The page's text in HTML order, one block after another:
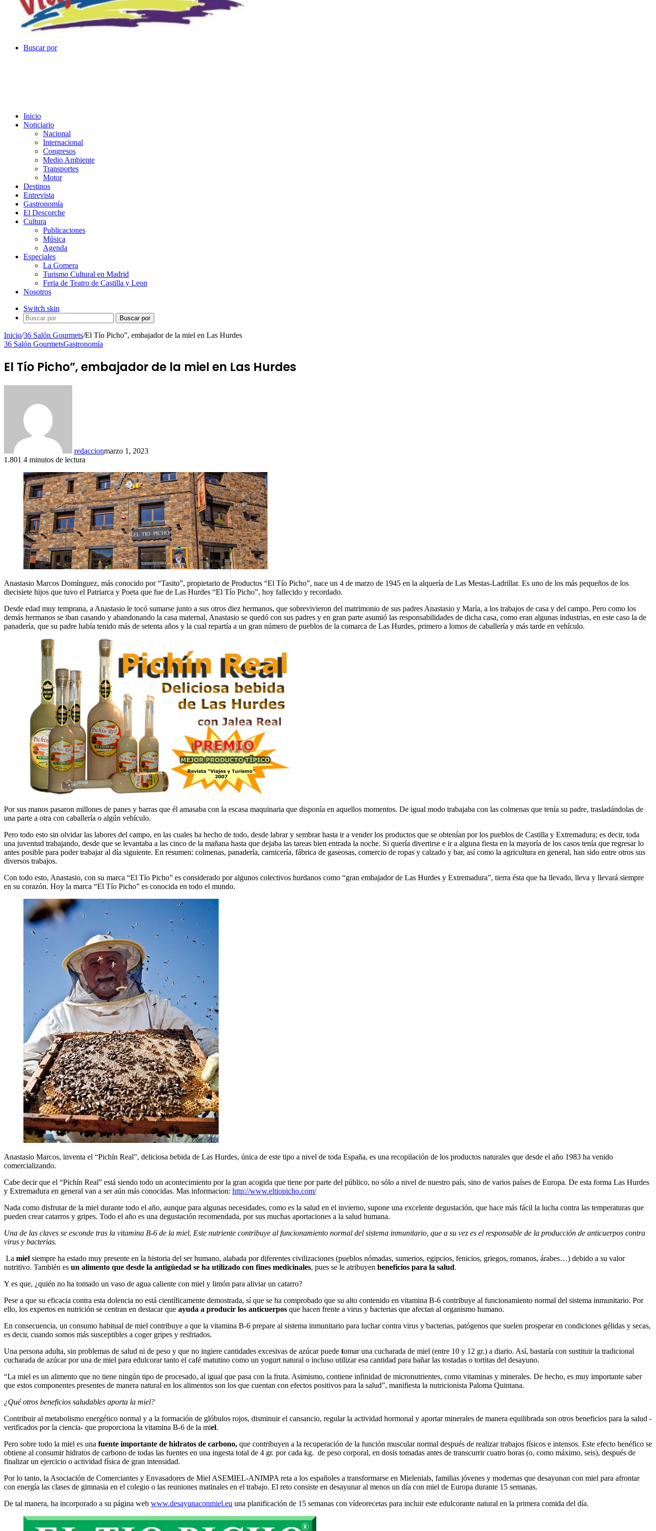
Buscar por
Inicio
Noticiario
Nacional
Internacional
Congresos
Medio Ambiente
Transportes
Motor
Destinos
Entrevista
Gastronomía
El Descorche
Cultura
Publicaciones
Música
Agenda
Especiales
La Gomera
Turismo Cultural en Madrid
Feria de Teatro de Castilla y Leon
Nosotros
Switch skin
Buscar por
Inicio/36 Salón Gourmets/El Tío Picho”, embajador de la miel en Las Hurdes
36 Salón GourmetsGastronomía
El Tío Picho”, embajador de la miel en Las Hurdes
redaccionmarzo 1, 2023
1.801 4 minutos de lectura
Anastasio Marcos Domínguez, más conocido por “Tasito”, propietario de Productos “El Tío Picho”, nace un 4 de marzo de 1945 en la alquería de Las Mestas-Ladrillar. Es uno de los más pequeños de los
diecisiete hijos que tuvo el Patriarca y Poeta que fue de Las Hurdes “El Tío Picho”, hoy fallecido y recordado.
Desde edad muy temprana, a Anastasio le tocó sumarse junto a sus otros diez hermanos, que sobrevivieron del matrimonio de sus padres Anastasio y María, a los trabajos de casa y del campo. Pero como los
demás hermanos se iban casando y abandonando la casa maternal, Anastasio se quedó con sus padres y en gran parte asumió las responsabilidades de dicha casa, como eran algunas industrias, en este caso la de
panadería, que su padre había tenido más de setenta años y la cual repartía a un gran número de pueblos de la comarca de Las Hurdes, primero a lomos de caballería y más tarde en vehículo.
Por sus manos pasaron millones de panes y barras que él amasaba con la escasa maquinaria que disponía en aquellos momentos. De igual modo trabajaba con las colmenas que tenía su padre, trasladándolas de
una parte a otra con caballería o algún vehículo.
Pero todo esto sin olvidar las labores del campo, en las cuales ha hecho de todo, desde labrar y sembrar hasta ir a vender los productos que se obtenían por los pueblos de Castilla y Extremadura; es decir, toda
una juventud trabajando, desde que se levantaba a las cinco de la mañana hasta que dejaba las tareas bien entrada la noche. Si quería divertirse e ir a alguna fiesta en la mayoría de los casos tenía que regresar lo
antes posible para poder trabajar al día siguiente. En resumen: colmenas, panadería, carnicería, fábrica de gaseosas, comercio de ropas y calzado y bar, así como la agricultura en general, han sido entre otros sus
diversos trabajos.
Con todo esto, Anastasio, con su marca “El Tío Picho” es considerado por algunos colectivos hurdanos como “gran embajador de Las Hurdes y Extremadura”, tierra ésta que ha llevado, lleva y llevará siempre
en su corazón. Hoy la marca “El Tío Picho” es conocida en todo el mundo.
Anastasio Marcos, inventa el “Pichín Real”, deliciosa bebida de Las Hurdes, única de este tipo a nivel de toda España, es una recopilación de los productos naturales que desde el año 1983 ha venido
comercializando.
Cabe decir que el “Pichín Real” está siendo todo un acontecimiento por la gran acogida que tiene por parte del público, no sólo a nivel de nuestro país, sino de varios países de Europa. De esta forma Las Hurdes
y Extremadura en general van a ser aún más conocidas. Mas informacion: http://www.eltiopicho.com/
Nada como disfrutar de la miel durante todo el año, aunque para algunas necesidades, como es la salud en el invierno, supone una excelente degustación, que hace más fácil la lucha contra las temperaturas que
pueden crear catarros y gripes. Todo el año es una degustación recomendada, por sus muchas aportaciones a la salud humana.
Una de las claves se esconde tras la vitamina B-6 de la miel. Este nutriente contribuye al funcionamiento normal del sistema inmunitario, que a su vez es el responsable de la producción de anticuerpos contra
virus y bacterias.
La miel siempre ha estado muy presente en la historia del ser humano, alabada por diferentes civilizaciones (pueblos nómadas, sumerios, egipcios, fenicios, griegos, romanos, árabes…) debido a su valor
nutritivo. También es un alimento que desde la antigüedad se ha utilizado con fines medicinales, pues se le atribuyen beneficios para la salud.
Y es que, ¿quién no ha tomado un vaso de agua caliente con miel y limón para aliviar un catarro?
Pese a que su eficacia contra esta dolencia no está científicamente demostrada, sí que se ha comprobado que su alto contenido en vitamina B-6 contribuye al funcionamiento normal del sistema inmunitario. Por
ello, los expertos en nutrición se centran en destacar que ayuda a producir los anticuerpos que hacen frente a virus y bacterias que afectan al organismo humano.
En consecuencia, un consumo habitual de miel contribuye a que la vitamina B-6 prepare al sistema inmunitario para luchar contra virus y bacterias, patógenos que suelen prosperar en condiciones gélidas y secas,
es decir, cuando somos más susceptibles a coger gripes y resfriados.
Una persona adulta, sin problemas de salud ni de peso y que no ingiere cantidades excesivas de azúcar puede tomar una cucharada de miel (entre 10 y 12 gr.) a diario. Así, bastaría con sustituir la tradicional
cucharada de azúcar por una de miel para edulcorar tanto el café matutino como un yogurt natural o incluso utilizar esa cantidad para bañar las tostadas o tortitas del desayuno.
“La miel es un alimento que no tiene ningún tipo de procesado, al igual que pasa con la fruta. Asimismo, contiene infinidad de micronutrientes, como vitaminas y minerales. De hecho, es muy importante saber
que estos componentes presentes de manera natural en los alimentos son los que cuentan con efectos positivos para la salud”, manifiesta la nutricionista Paloma Quintana.
¿Qué otros beneficios saludables aporta la miel?
Contribuir al metabolismo energético normal y a la formación de glóbulos rojos, disminuir el cansancio, regular la actividad hormonal y aportar minerales de manera equilibrada son otros beneficios para la salud -
verificados por la ciencia- que proporciona la vitamina B-6 de la miel.
Pero sobre todo la miel es una fuente importante de hidratos de carbono, que contribuyen a la recuperación de la función muscular normal después de realizar trabajos físicos e intensos. Este efecto benéfico se
obtiene al consumir hidratos de carbono de todas las fuentes en una ingesta total de 4 gr. por cada kg. de peso corporal, en dosis tomadas antes de transcurrir cuatro horas (o, como máximo, seis), después de
finalizar un ejercicio o actividad física de gran intensidad.
Por lo tanto, la Asociación de Comerciantes y Envasadores de Miel ASEMIEL-ANIMPA reta a los españoles a transformarse en Mielenials, familias jóvenes y modernas que desayunan con miel para afrontar
con energía las clases de gimnasia en el colegio o las reuniones matinales en el trabajo. El reto consiste en desayunar al menos un día con miel de Europa durante 15 semanas.
De tal manera, ha incorporado a su página web www.desayunaconmiel.eu una planificación de 15 semanas con vídeorecetas para incluir este edulcorante natural en la primera comida del día.